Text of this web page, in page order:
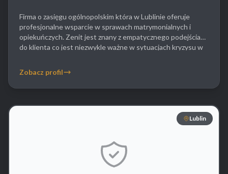
Firma o zasięgu ogólnopolskim która w Lublinie oferuje
profesjonalne wsparcie w sprawach matrymonialnych i
opiekuńczych. Zenit jest znany z empatycznego podejścia
do klienta co jest niezwykle ważne w sytuacjach kryzysu w
przesądzić o winie w sądzie. Agencja oferuje również usługi
wykrywania urządzeń szpiegowskich GPS […]
Zobacz profil
Lublin